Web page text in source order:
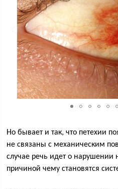
Но бывает и так, что петехии
не связаны с механическим
случае речь идет о нарушении
причиной чему становятся